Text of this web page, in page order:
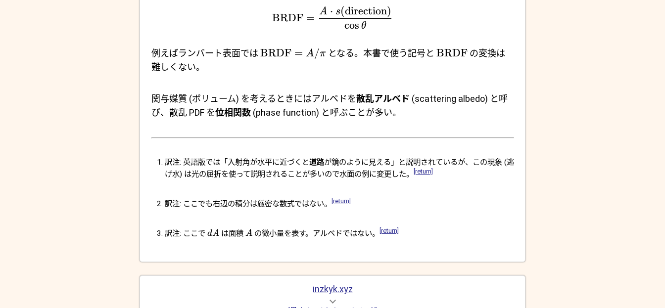
BRDF =
cos θ
A ⋅ s(direction)
例えばランバート表面では BRDF = A/π となる。本書で使う記号とBRDF の変換は
難しくない。
関与媒質 (ボリューム) を考えるときにはアルベドを散乱アルベド (scattering albedo) と呼
び、散乱 PDF を位相関数(phase function) と呼ぶことが多い。
訳注: 英語版では「入射角が水平に近づくと道路が鏡のように見える」と説明されているが、この現象 (逃
げ水) は光の屈折を使って説明されることが多いので水面の例に変更した。
[return]
訳注: ここでも右辺の積分は厳密な数式ではない。 [return]
訳注: ここで dAは面積 Aの微小量を表す。アルベドではない。 [return]
inzkyk.xyz